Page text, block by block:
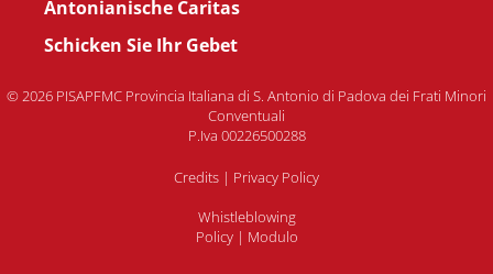
Antonianische Caritas
Schicken Sie Ihr Gebet
© 2026 PISAPFMC Provincia Italiana di S. Antonio di Padova dei Frati Minori
Conventuali
P.Iva 00226500288
Credits | Privacy Policy
Whistleblowing
Policy| Modulo